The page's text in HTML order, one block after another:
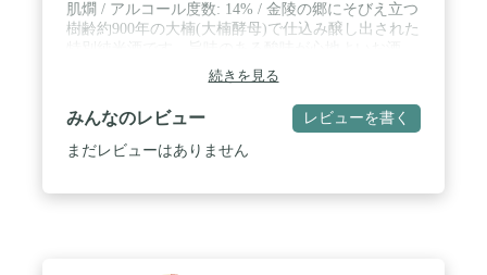
肌燗 / アルコール度数: 14% / 金陵の郷にそびえ立つ
樹齢約900年の大楠(大楠酵母)で仕込み醸し出された
続きを見る
みんなのレビュー レビューを書く
まだレビューはありません